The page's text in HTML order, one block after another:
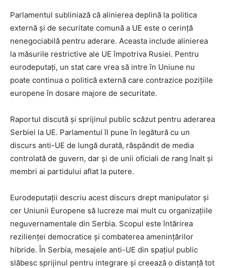
Parlamentul subliniază că alinierea deplină la politica
externă și de securitate comună a UE este o cerință
nenegociabilă pentru aderare. Aceasta include alinierea
la măsurile restrictive ale UE împotriva Rusiei. Pentru
eurodeputați, un stat care vrea să intre în Uniune nu
poate continua o politică externă care contrazice pozițiile
europene în dosare majore de securitate.
Raportul discută și sprijinul public scăzut pentru aderarea
Serbiei la UE. Parlamentul îl pune în legătură cu un
discurs anti-UE de lungă durată, răspândit de media
controlată de guvern, dar și de unii oficiali de rang înalt și
membri ai partidului aflat la putere.
Eurodeputații descriu acest discurs drept manipulator și
cer Uniunii Europene să lucreze mai mult cu organizațiile
neguvernamentale din Serbia. Scopul este întărirea
rezilienței democratice și combaterea amenințărilor
hibride. În Serbia, mesajele anti-UE din spațiul public
slăbesc sprijinul pentru integrare și creează o distanță tot